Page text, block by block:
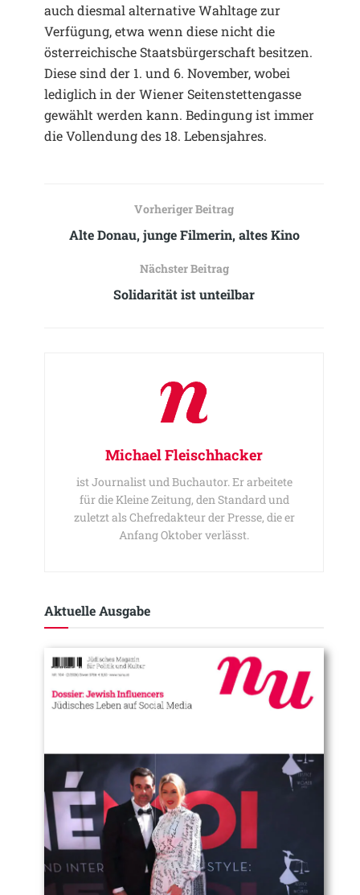
auch diesmal alternative Wahltage zur
Verfügung, etwa wenn diese nicht die
österreichische Staatsbürgerschaft besitzen.
Diese sind der 1. und 6. November, wobei
lediglich in der Wiener Seitenstettengasse
gewählt werden kann. Bedingung ist immer
die Vollendung des 18. Lebensjahres.
Vorheriger Beitrag
Alte Donau, junge Filmerin, altes Kino
Nächster Beitrag
Solidarität ist unteilbar
Michael Fleischhacker
ist Journalist und Buchautor. Er arbeitete
für die Kleine Zeitung, den Standard und
zuletzt als Chefredakteur der Presse, die er
Anfang Oktober verlässt.
Aktuelle Ausgabe​